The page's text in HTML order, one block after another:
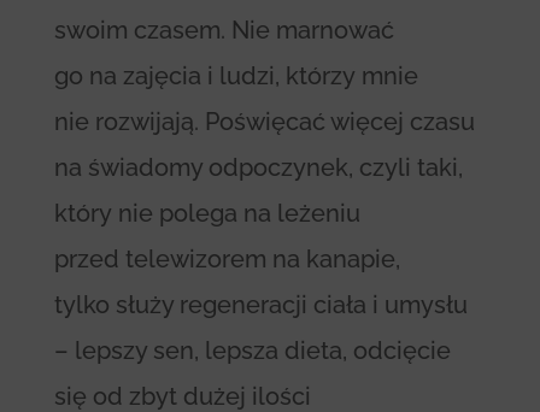
swoim czasem. Nie marnować
go na zajęcia i ludzi, którzy mnie
nie rozwijają. Poświęcać więcej czasu
na świadomy odpoczynek, czyli taki,
który nie polega na leżeniu
przed telewizorem na kanapie,
tylko służy regeneracji ciała i umysłu
– lepszy sen, lepsza dieta, odcięcie
się od zbyt dużej ilości